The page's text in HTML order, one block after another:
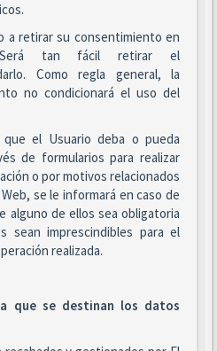
a retirar su consentimiento en
Será tan fácil retirar el
Como regla general, la
no condicionará el uso del
el Usuario deba o pueda
de formularios para realizar
o por motivos relacionados
se le informará en caso de
alguno de ellos sea obligatoria
sean imprescindibles para el
realizada.
que se destinan los datos